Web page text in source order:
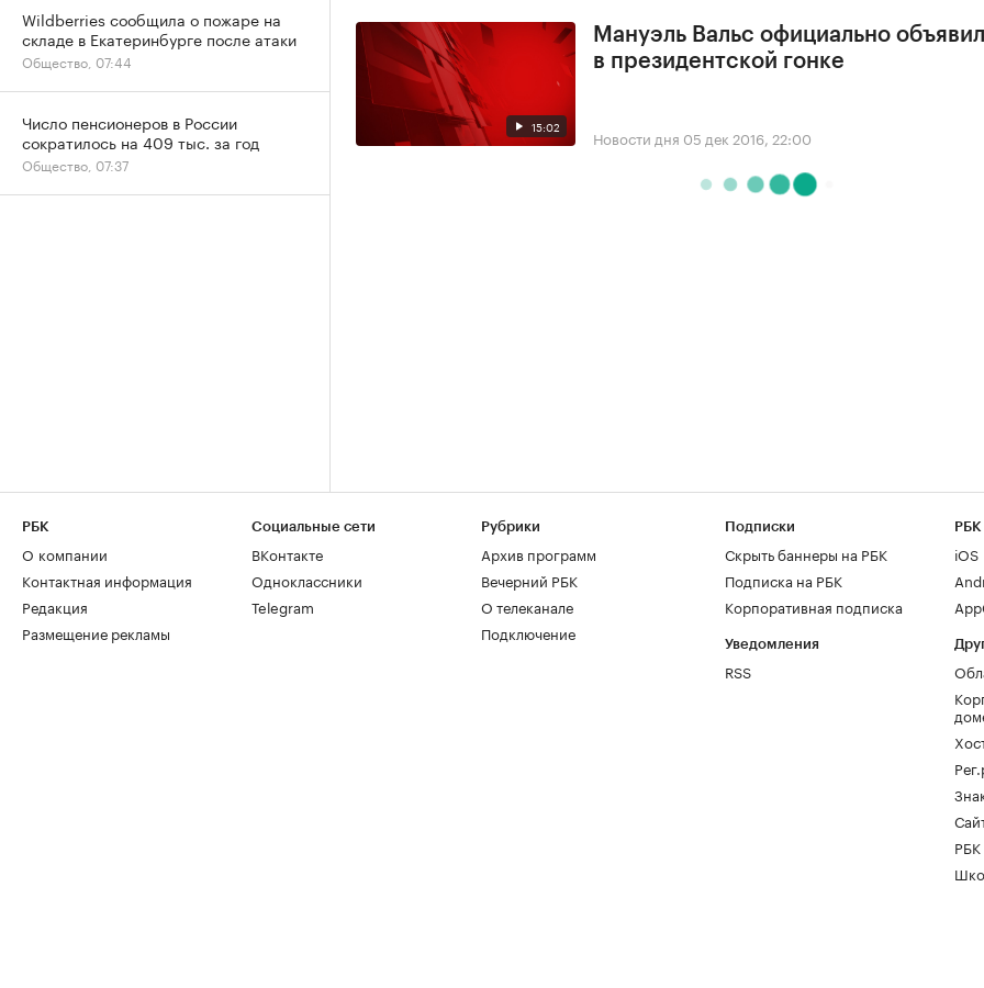
15:02
Мануэль Вальс официально
в президентской гонке
Новости дня 05 дек 2016, 22:00
Wildberries сообщила о пожаре на
складе в Екатеринбурге после атаки
Общество, 07:44
Число пенсионеров в России
сократилось на 409 тыс. за год
Общество, 07:37
РБК
О компании
Контактная информация
Редакция
Размещение рекламы
Социальные сети
ВКонтакте
Одноклассники
Telegram
Рубрики
Архив программ
Вечерний РБК
О телеканале
Подключение
Подписки
Скрыть баннеры на РБК
Подписка на РБК
Корпоративная подписка
Уведомления
RSS
РБК
iOS